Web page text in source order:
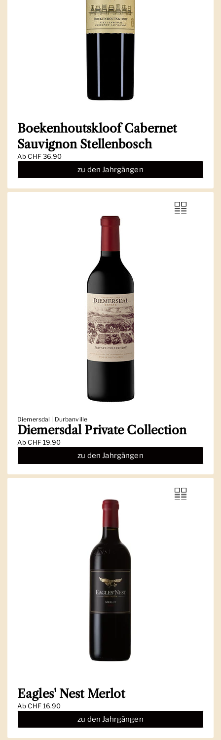
|
Boekenhoutskloof Cabernet
Sauvignon Stellenbosch
AbCHF 36.90
zu den Jahrgängen
Diemersdal | Durbanville
Diemersdal Private Collection
AbCHF 19.90
zu den Jahrgängen
|
Eagles' Nest Merlot
AbCHF 16.90
zu den Jahrgängen